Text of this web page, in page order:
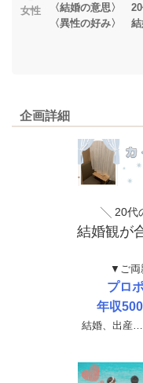
女性
〈結婚の意思〉
〈異性の好み〉
企画詳細
╲ 20代
結婚観が
▼ご両
プロ
年収
結婚、出産…